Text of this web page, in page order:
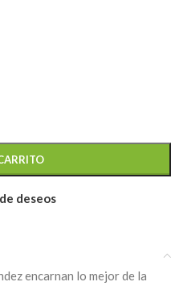
deseos
encarnan lo mejor de la